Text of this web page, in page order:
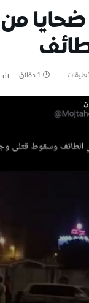
1 دقائق